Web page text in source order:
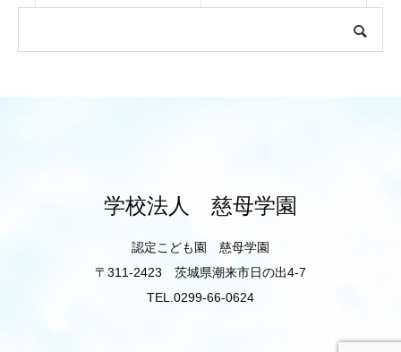
学校法人 慈母学園
認定こども園 慈母学園
〒311-2423 茨城県潮来市日の出4-7
TEL.0299-66-0624